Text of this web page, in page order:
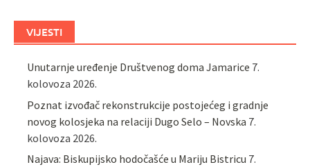
VIJESTI
Unutarnje uređenje Društvenog doma Jamarice 7.
kolovoza 2026.
Poznat izvođač rekonstrukcije postojećeg i gradnje
novog kolosjeka na relaciji Dugo Selo – Novska 7.
kolovoza 2026.
Najava: Biskupijsko hodočašće u Mariju Bistricu 7.